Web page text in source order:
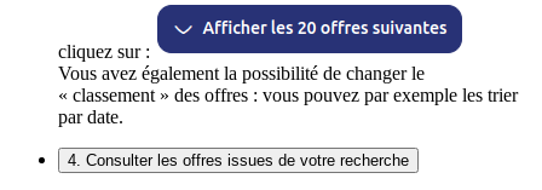
cliquez sur :
Vous avez également la possibilité de changer le
« classement » des offres : vous pouvez par exemple les trier
par date.
4. Consulter les offres issues de votre recherche